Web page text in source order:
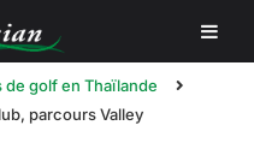
de golf en Thaïlande
parcours Valley